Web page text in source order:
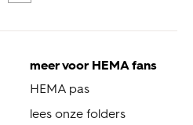
meer voor HEMA fans
HEMA pas
lees onze folders